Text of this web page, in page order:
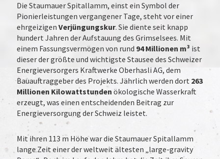
Die Staumauer Spitallamm, einst ein Symbol der
Pionierleistungen vergangener Tage, steht vor einer
ehrgeizigen Verjüngungskur. Sie diente seit knapp
hundert Jahren der Aufstauung des Grimselsees. Mit
einem Fassungsvermögen von rund 94 Millionen m³ ist
dieser der größte und wichtigste Stausee des Schweizer
Energieversorgers Kraftwerke Oberhasli AG, dem
Bauauftraggeber des Projekts. Jährlich werden dort263
Millionen Kilowattstunden ökologische Wasserkraft
erzeugt, was einen entscheidenden Beitrag zur
Energieversorgung der Schweiz leistet.
Mit ihren 113 m Höhe war die Staumauer Spitallamm
lange Zeit einer der weltweit ältesten „large-gravity